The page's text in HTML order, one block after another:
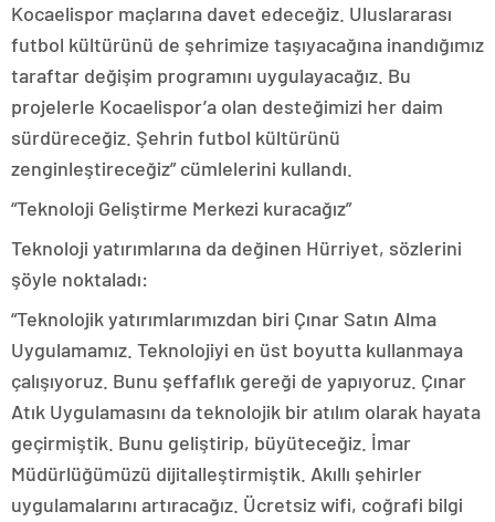
Kocaelispor maçlarına davet edeceğiz. Uluslararası
futbol kültürünü de şehrimize taşıyacağına inandığımız
taraftar değişim programını uygulayacağız. Bu
projelerle Kocaelispor’a olan desteğimizi her daim
sürdüreceğiz. Şehrin futbol kültürünü
zenginleştireceğiz” cümlelerini kullandı.
“Teknoloji Geliştirme Merkezi kuracağız”
Teknoloji yatırımlarına da değinen Hürriyet, sözlerini
şöyle noktaladı:
“Teknolojik yatırımlarımızdan biri Çınar Satın Alma
Uygulamamız. Teknolojiyi en üst boyutta kullanmaya
çalışıyoruz. Bunu şeffaflık gereği de yapıyoruz. Çınar
Atık Uygulamasını da teknolojik bir atılım olarak hayata
geçirmiştik. Bunu geliştirip, büyüteceğiz. İmar
Müdürlüğümüzü dijitalleştirmiştik. Akıllı şehirler
uygulamalarını artıracağız. Ücretsiz wifi, coğrafi bilgi